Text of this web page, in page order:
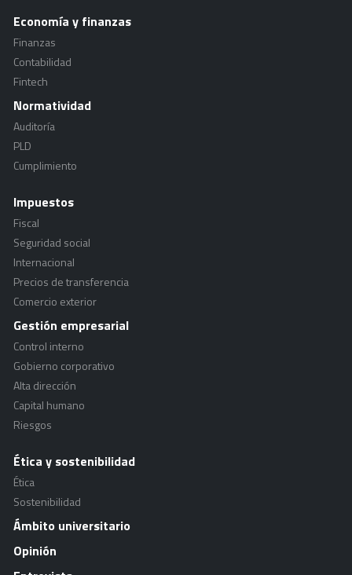
Economía y finanzas
Finanzas
Contabilidad
Fintech
Normatividad
Auditoría
PLD
Cumplimiento
Impuestos
Fiscal
Seguridad social
Internacional
Precios de transferencia
Comercio exterior
Gestión empresarial
Control interno
Gobierno corporativo
Alta dirección
Capital humano
Riesgos
Ética y sostenibilidad
Ética
Sostenibilidad
Ámbito universitario
Opinión